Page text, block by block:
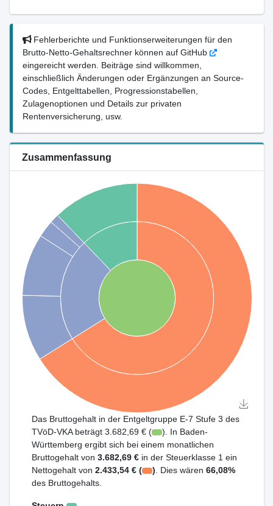
Fehlerberichte und Funktionserweiterungen für den
Brutto-Netto-Gehaltsrechner können auf GitHub
eingereicht werden. Beiträge sind willkommen,
einschließlich Änderungen oder Ergänzungen an Source-
Codes, Entgelttabellen, Progressionstabellen,
Zulagenoptionen und Details zur privaten
Rentenversicherung, usw.
Zusammenfassung
Das Bruttogehalt in der Entgeltgruppe E-7 Stufe 3 des
TVöD-VKA beträgt 3.682,69 € (
). In Baden-
Württemberg ergibt sich bei einem monatlichen
Bruttogehalt von 3.682,69 € in der Steuerklasse 1 ein
Nettogehalt von 2.433,54 € ( ) . Dies wären66,08%
des Bruttogehalts.